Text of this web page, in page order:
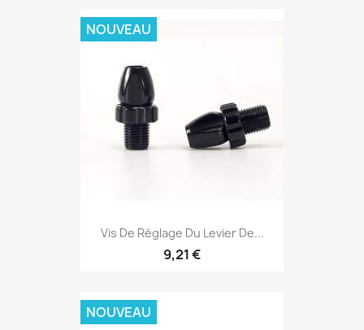
Vis De Réglage Du Levier De...
9,21 €
NOUVEAU
NOUVEAU